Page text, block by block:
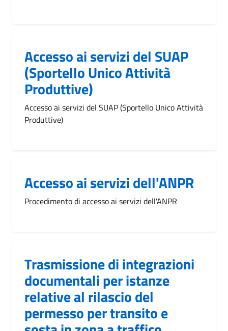
Accesso ai servizi del SUAP
(Sportello Unico Attività
Produttive)
Accesso ai servizi del SUAP (Sportello Unico Attività
Produttive)
Accesso ai servizi dell'ANPR
Procedimento di accesso ai servizi dell'ANPR
Trasmissione di integrazioni
documentali per istanze
relative al rilascio del
permesso per transito e